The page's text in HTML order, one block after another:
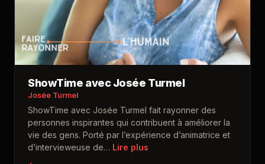
ShowTime avec Josée Turmel
Josée Turmel
ShowTime avec Josée Turmel fait rayonner des
personnes inspirantes qui contribuent à améliorer la
vie des gens. Porté par l’expérience d’animatrice et
d’intervieweuse de…